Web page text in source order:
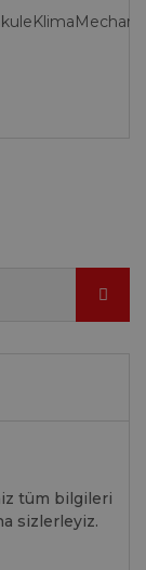
KlimaMechanic
tüm bilgileri
sizlerleyiz.